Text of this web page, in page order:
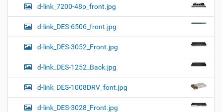
d-link_7200-48p_front.jpg
d-link_DES-6506_front.jpg
d-link_DES-3052_Front.jpg
d-link_DES-1252_Back.jpg
d-link_DES-1008DRV_font.jpg
d-link_DES-3028_Front.jpg